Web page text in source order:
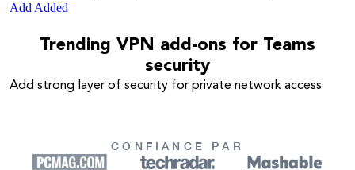
Add Added
Trending VPN add-ons for Teams
security
Add strong layer of security for private network access
CONFIANCE PAR